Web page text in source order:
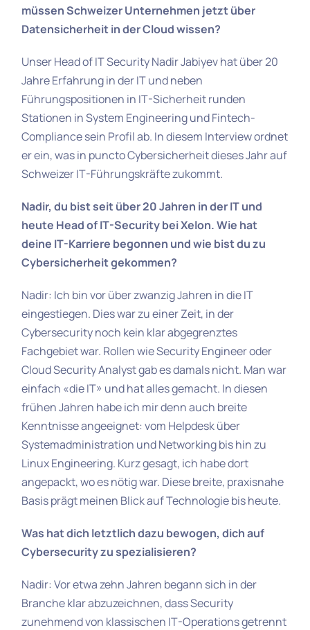
müssen Schweizer Unternehmen jetzt über
Datensicherheit in der Cloud wissen?
Unser Head of IT Security Nadir Jabiyev hat über 20
Jahre Erfahrung in der IT und neben
Führungspositionen in IT-Sicherheit runden
Stationen in System Engineering und Fintech-
Compliance sein Profil ab. In diesem Interview ordnet
er ein, was in puncto Cybersicherheit dieses Jahr auf
Schweizer IT-Führungskräfte zukommt.
Nadir, du bist seit über 20 Jahren in der IT und
heute Head of IT-Security bei Xelon. Wie hat
deine IT-Karriere begonnen und wie bist du zu
Cybersicherheit gekommen?
Nadir: Ich bin vor über zwanzig Jahren in die IT
eingestiegen. Dies war zu einer Zeit, in der
Cybersecurity noch kein klar abgegrenztes
Fachgebiet war. Rollen wie Security Engineer oder
Cloud Security Analyst gab es damals nicht. Man war
einfach «die IT» und hat alles gemacht. In diesen
frühen Jahren habe ich mir denn auch breite
Kenntnisse angeeignet: vom Helpdesk über
Systemadministration und Networking bis hin zu
Linux Engineering. Kurz gesagt, ich habe dort
angepackt, wo es nötig war. Diese breite, praxisnahe
Basis prägt meinen Blick auf Technologie bis heute.
Was hat dich letztlich dazu bewogen, dich auf
Cybersecurity zu spezialisieren?
Nadir: Vor etwa zehn Jahren begann sich in der
Branche klar abzuzeichnen, dass Security
zunehmend von klassischen IT-Operations getrennt